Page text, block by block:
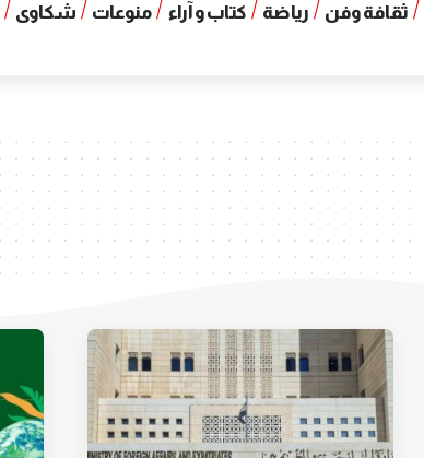
ثقافة وفن رياضة كتاب و آراء منوعات شكاوى